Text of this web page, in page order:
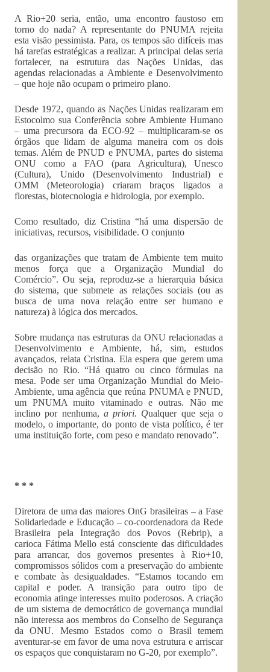
A Rio+20 seria, então, uma encontro faustoso em
torno do nada? A representante do PNUMA rejeita
esta visão pessimista. Para, os tempos são difíceis mas
há tarefas estratégicas a realizar. A principal delas seria
fortalecer, na estrutura das Nações Unidas, das
agendas relacionadas a Ambiente e Desenvolvimento
– que hoje não ocupam o primeiro plano.
Desde 1972, quando as Nações Unidas realizaram em
Estocolmo sua Conferência sobre Ambiente Humano
– uma precursora da ECO-92 – multiplicaram-se os
órgãos que lidam de alguma maneira com os dois
temas. Além de PNUD e PNUMA, partes do sistema
ONU como a FAO (para Agricultura), Unesco
(Cultura), Unido (Desenvolvimento Industrial) e
OMM (Meteorologia) criaram braços ligados a
florestas, biotecnologia e hidrologia, por exemplo.
Como resultado, diz Cristina “há uma dispersão de
iniciativas, recursos, visibilidade. O conjunto
das organizações que tratam de Ambiente tem muito
menos força que a Organização Mundial do
Comércio”. Ou seja, reproduz-se a hierarquia básica
do sistema, que submete as relações sociais (ou as
busca de uma nova relação entre ser humano e
natureza) à lógica dos mercados.
Sobre mudança nas estruturas da ONU relacionadas a
Desenvolvimento e Ambiente, há, sim, estudos
avançados, relata Cristina. Ela espera que gerem uma
decisão no Rio. “Há quatro ou cinco fórmulas na
mesa. Pode ser uma Organização Mundial do Meio-
Ambiente, uma agência que reúna PNUMA e PNUD,
um PNUMA muito vitaminado e outras. Não me
inclino por nenhuma, a priori. Qualquer que seja o
modelo, o importante, do ponto de vista político, é ter
uma instituição forte, com peso e mandato renovado”.
* * *
Diretora de uma das maiores OnG brasileiras – a Fase
Solidariedade e Educação – co-coordenadora da Rede
Brasileira pela Integração dos Povos (Rebrip), a
carioca Fátima Mello está consciente das dificuldades
para arrancar, dos governos presentes à Rio+10,
compromissos sólidos com a preservação do ambiente
e combate às desigualdades. “Estamos tocando em
capital e poder. A transição para outro tipo de
economia atinge interesses muito poderosos. A criação
de um sistema de democrático de governança mundial
não interessa aos membros do Conselho de Segurança
da ONU. Mesmo Estados como o Brasil temem
aventurar-se em favor de uma nova estrutura e arriscar
os espaços que conquistaram no G-20, por exemplo”.